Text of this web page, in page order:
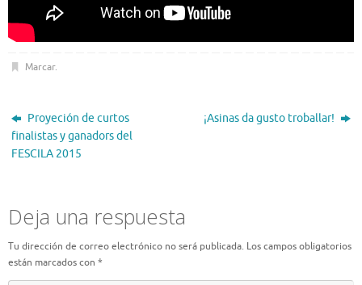
Marcar.
Proyeción de curtos
finalistas y ganadors del
FESCILA 2015
¡Asinas da gusto troballar!
Deja una respuesta
Tu dirección de correo electrónico no será publicada. Los campos obligatorios
están marcados con *